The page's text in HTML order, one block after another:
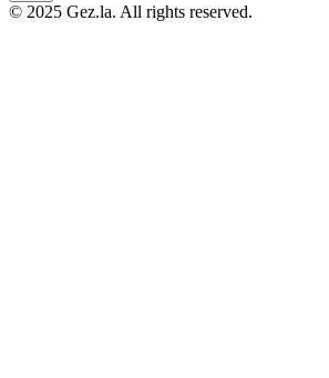
© 2025 Gez.la. All rights reserved.